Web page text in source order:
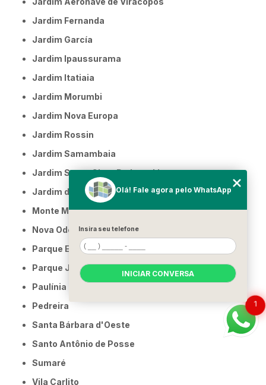
Jardim Fernanda
Jardim García
Jardim Ipaussurama
Jardim Itatiaia
Jardim Morumbi
Jardim Nova Europa
Jardim Rossin
Jardim Samambaia
Jardim Santa Clara Do Lago Ll
Jardim das Oliveiras
Monte Mor
Nova Odessa
Parque Eldorado
Parque Jambeiro
Paulínia
Pedreira
Santa Bárbara d'Oeste
Santo Antônio de Posse
Sumaré
Vila Carlito
1
Olá! Fale agora pelo WhatsApp
Insira seu telefone
INICIAR CONVERSA